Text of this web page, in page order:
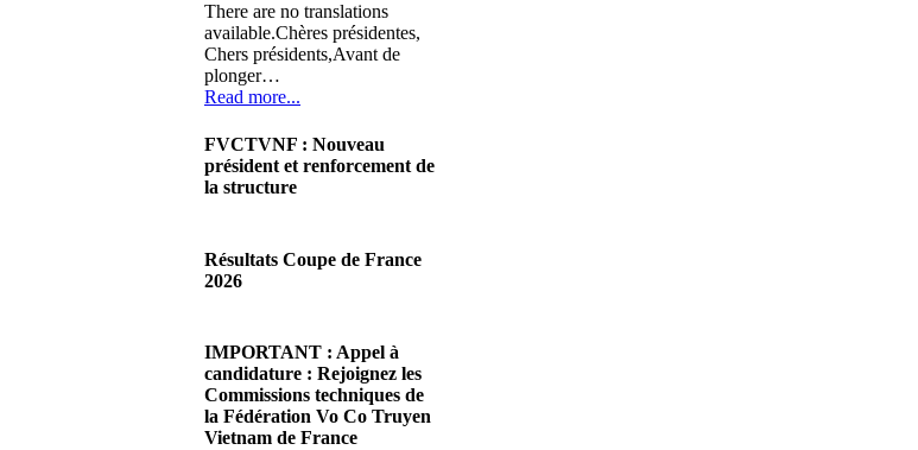
There are no translations
available.Chères présidentes,
Chers présidents,Avant de
plonger…
Read more...
FVCTVNF : Nouveau
président et renforcement de
la structure
There are no translations
available.Chères Présidentes,
Read more...
Résultats Coupe de France
2026
There are no translations
available.Cliquez sur ce lien
pour accéder aux résultats
Read more...
IMPORTANT : Appel à
candidature : Rejoignez les
Commissions techniques de
la Fédération Vo Co Truyen
Vietnam de France